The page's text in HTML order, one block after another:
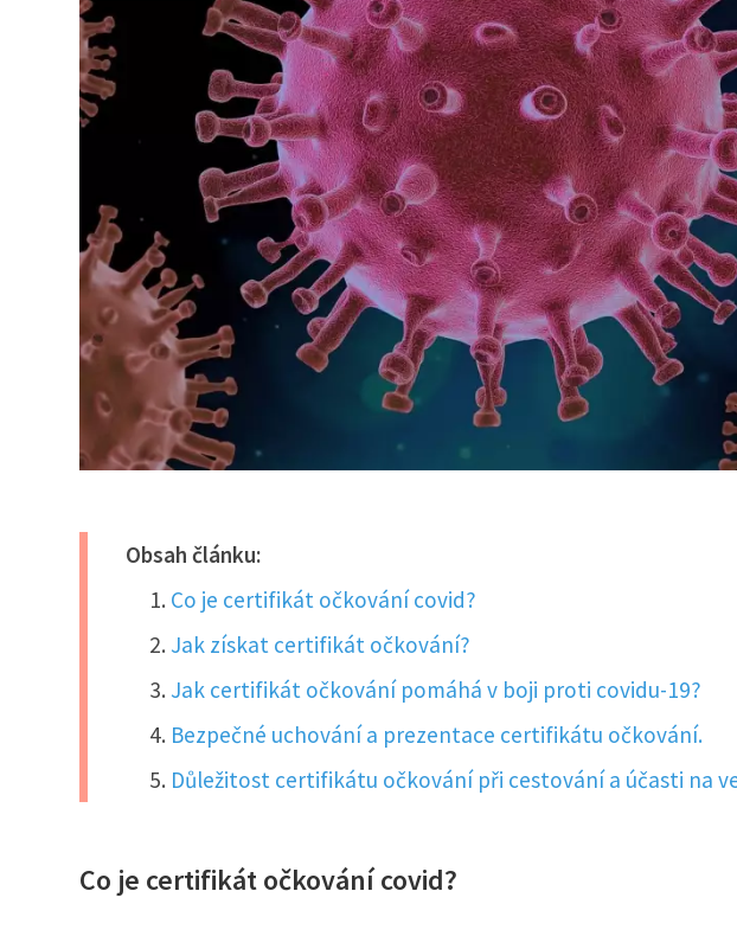
Obsah článku:
Co je certifikát očkování covid?
Jak získat certifikát očkování?
Jak certifikát očkování pomáhá v boji proti covidu-19?
Bezpečné uchování a prezentace certifikátu očkování.
Důležitost certifikátu očkování při cestování a účasti na
Co je certifikát očkování covid?